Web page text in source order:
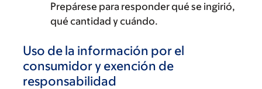
Prepárese para responder qué se ingirió,
qué cantidad y cuándo.
Uso de la información por el
consumidor y exención de
responsabilidad